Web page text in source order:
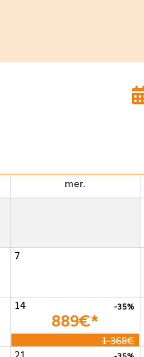
mer.
7
14 -35%
889€*
1 368€
21